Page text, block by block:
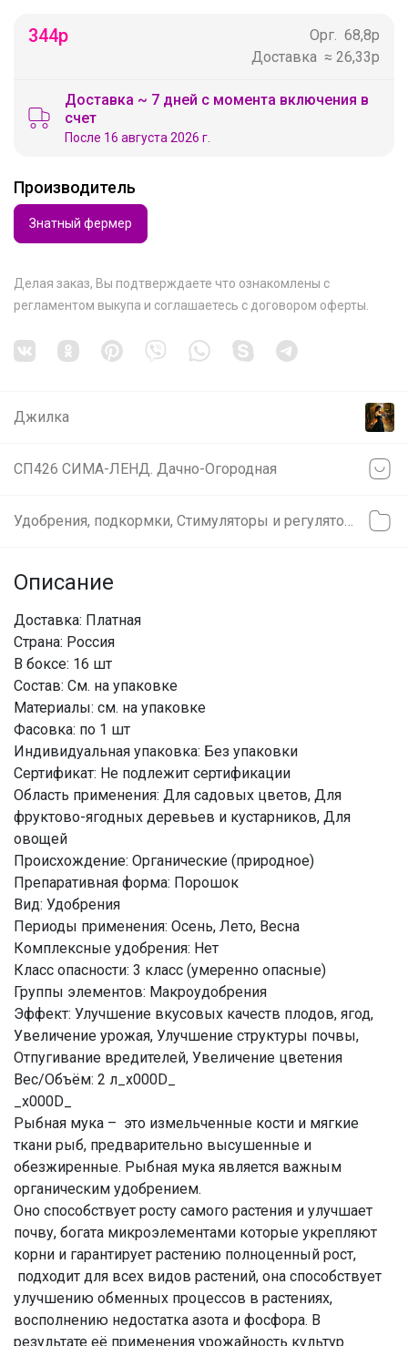
344р Орг. 68,8р
Доставка ≈ 26,33р
Доставка ~ 7 дней с момента включения в
счет
После 16 августа 2026 г.
Производитель
Знатный фермер
Делая заказ, Вы подтверждаете что ознакомлены с
регламентом выкупа и соглашаетесь с договором оферты
Джилка
СП426 СИМА-ЛЕНД. Дачно-Огородная
Описание
Доставка: Платная
Страна: Россия
В боксе: 16 шт
Состав: См. на упаковке
Материалы: см. на упаковке
Фасовка: по 1 шт
Индивидуальная упаковка: Без упаковки
Сертификат: Не подлежит сертификации
Область применения: Для садовых цветов, Для
фруктово-ягодных деревьев и кустарников, Для
овощей
Происхождение: Органические (природное)
Препаративная форма: Порошок
Вид: Удобрения
Периоды применения: Осень, Лето, Весна
Комплексные удобрения: Нет
Класс опасности: 3 класс (умеренно опасные)
Группы элементов: Макроудобрения
Эффект: Улучшение вкусовых качеств плодов, ягод,
Увеличение урожая, Улучшение структуры почвы,
Отпугивание вредителей, Увеличение цветения
Вес/Объём: 2 л_x000D_
_x000D_
Рыбная мука – это измельченные кости и мягкие
ткани рыб, предварительно высушенные и
обезжиренные. Рыбная мука является важным
органическим удобрением.
Оно способствует росту самого растения и улучшает
почву, богата микроэлементами которые укрепляют
корни и гарантирует растению полноценный рост,
подходит для всех видов растений, она способствует
улучшению обменных процессов в растениях,
восполнению недостатка азота и фосфора. В
результате её применения урожайность культур